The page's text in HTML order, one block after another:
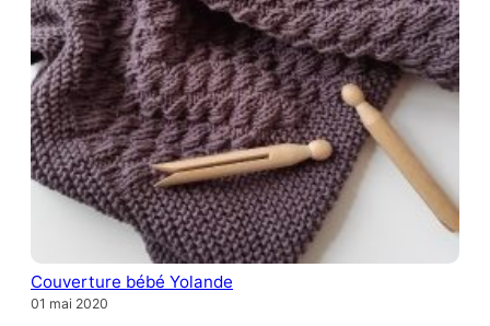
Couverture bébé Yolande
01 mai 2020